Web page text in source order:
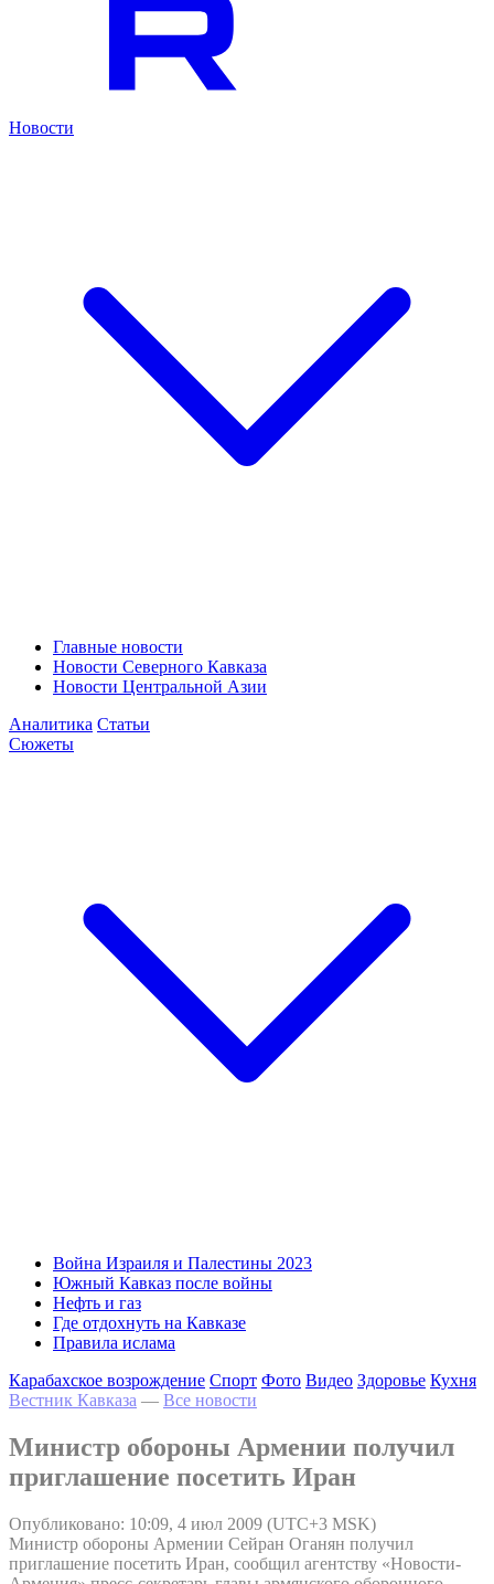
Новости
Главные новости
Новости Северного Кавказа
Новости Центральной Азии
Аналитика Статьи
Сюжеты
Война Израиля и Палестины 2023
Южный Кавказ после войны
Нефть и газ
Где отдохнуть на Кавказе
Правила ислама
Карабахское возрождение Спорт Фото Видео Здоровье Кухня
Вестник Кавказа — Все новости
Министр обороны Армении получил
приглашение посетить Иран
Опубликовано: 10:09, 4 июл 2009 (UTC+3 MSK)
Министр обороны Армении Сейран Оганян получил
приглашение посетить Иран, сообщил агентству «Новости-